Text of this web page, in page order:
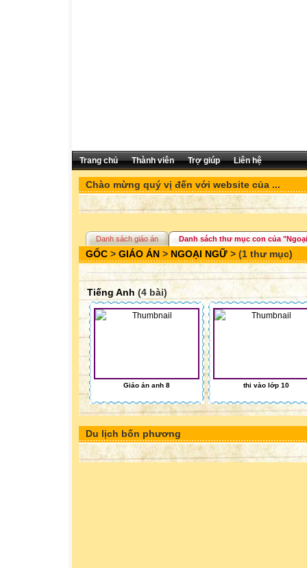
Trang chủ Thành viên Trợ giúp Liên hệ
Chào mừng quý vị đến với website của ...
Danh sách giáo án Danh sách thư mục con của
GỐC > GIÁO ÁN > NGOẠI NGỮ > (1 thư mục)
Tiếng Anh (4 bài)
Giáo án anh 8 thi vào lớp 10
Du lịch bốn phương